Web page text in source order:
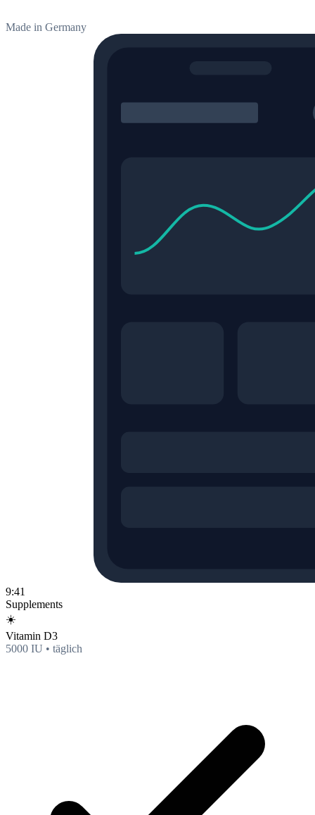
Made in Germany
9:41
Supplements
☀️
Vitamin D3
5000 IU • täglich